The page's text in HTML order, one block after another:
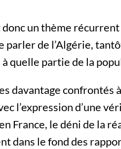
donc un thème
parler de l’Algérie,
quelle partie de la
davantage confrontés
l’expression d’une
France, le déni de la
dans le fond des